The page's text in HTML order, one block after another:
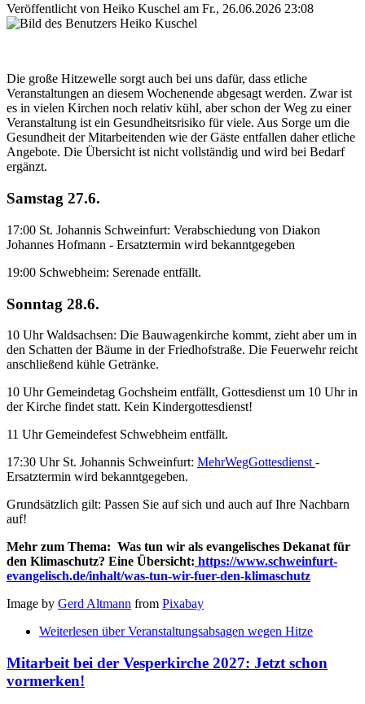
Veröffentlicht von Heiko Kuschel am Fr., 26.06.2026 23:08
Die große Hitzewelle sorgt auch bei uns dafür, dass etliche
Veranstaltungen an diesem Wochenende abgesagt werden. Zwar ist
es in vielen Kirchen noch relativ kühl, aber schon der Weg zu einer
Veranstaltung ist ein Gesundheitsrisiko für viele. Aus Sorge um die
Gesundheit der Mitarbeitenden wie der Gäste entfallen daher etliche
Angebote. Die Übersicht ist nicht vollständig und wird bei Bedarf
ergänzt.
Samstag 27.6.
17:00 St. Johannis Schweinfurt: Verabschiedung von Diakon
Johannes Hofmann - Ersatztermin wird bekanntgegeben
19:00 Schwebheim: Serenade entfällt.
Sonntag 28.6.
10 Uhr Waldsachsen: Die Bauwagenkirche kommt, zieht aber um in
den Schatten der Bäume in der Friedhofstraße. Die Feuerwehr reicht
anschließend kühle Getränke.
10 Uhr Gemeindetag Gochsheim entfällt, Gottesdienst um 10 Uhr in
der Kirche findet statt. Kein Kindergottesdienst!
11 Uhr Gemeindefest Schwebheim entfällt.
17:30 Uhr St. Johannis Schweinfurt: MehrWegGottesdienst -
Ersatztermin wird bekanntgegeben.
Grundsätzlich gilt: Passen Sie auf sich und auch auf Ihre Nachbarn
auf!
Mehr zum Thema: Was tun wir als evangelisches Dekanat für
den Klimaschutz? Eine Übersicht: https://www.schweinfurt-
evangelisch.de/inhalt/was-tun-wir-fuer-den-klimaschutz
Image by Gerd Altmann from Pixabay
Weiterlesen über Veranstaltungsabsagen wegen Hitze
Mitarbeit bei der Vesperkirche 2027: Jetzt schon
vormerken!